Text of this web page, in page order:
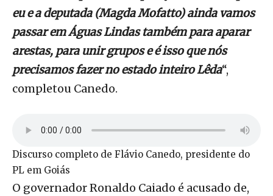
eu e a deputada (Magda Mofatto) ainda vamos
passar em Águas Lindas também para aparar
arestas, para unir grupos e é isso que nós
precisamos fazer no estado inteiro Lêda“,
completou Canedo.
Discurso completo de Flávio Canedo, presidente do
PL em Goiás
O governador Ronaldo Caiado é acusado de,